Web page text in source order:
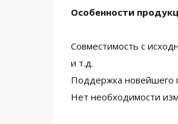
Особенности
Совместимость с
и т.д.
Поддержка новейшего
Нет необходимости